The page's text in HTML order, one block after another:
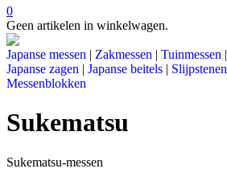
0
Geen artikelen in winkelwagen.
Japanse messen | Zakmessen | Tuinmessen |
Japanse zagen | Japanse beitels | Slijpstenen
Messenblokken
Sukematsu
Sukematsu-messen